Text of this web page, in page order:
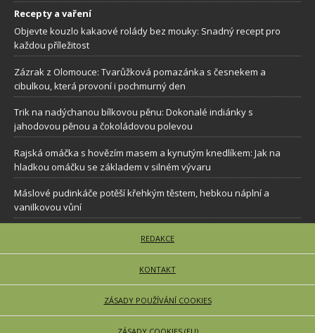
Recepty a vaření
Objevte kouzlo kakaové rolády bez mouky: Snadný recept pro
každou příležitost
Zázrak z Olomouce: Tvarůžková pomazánka s česnekem a
cibulkou, která provoní i pochmurný den
Trik na nadýchanou bílkovou pěnu: Dokonalé indiánky s
jahodovou pěnou a čokoládovou polevou
Rajská omáčka s hovězím masem a kynutým knedlíkem: Jak na
hladkou omáčku se základem v silném vývaru
Máslové pudinkáče potěší křehkým těstem, hebkou náplní a
vanilkovou vůní
REDAKCE
KONTAKT
ZÁSADY POUŽÍVÁNÍ COOKIES